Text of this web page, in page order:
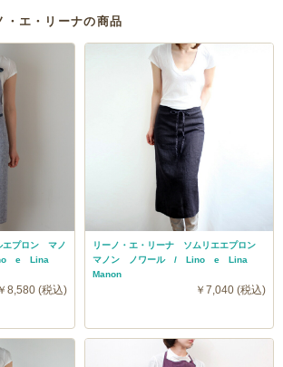
エ・リーナの商品
エプロン マノ
e Lina
￥8,580 (税込)
リーノ・エ・リーナ ソムリエエプロン
マノン ノワール / Lino e Lina
Manon
￥7,040 (税込)